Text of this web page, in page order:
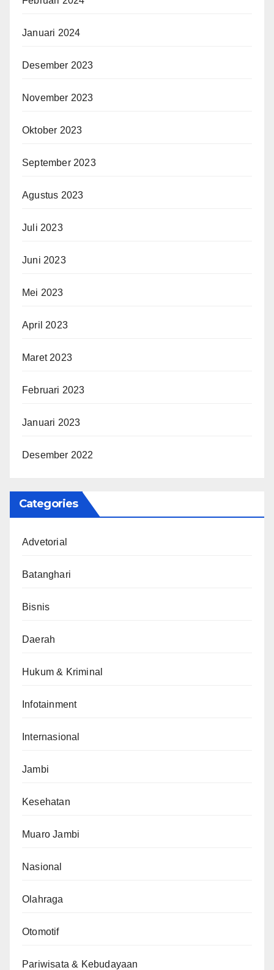
Januari 2024
Desember 2023
November 2023
Oktober 2023
September 2023
Agustus 2023
Juli 2023
Juni 2023
Mei 2023
April 2023
Maret 2023
Februari 2023
Januari 2023
Desember 2022
Categories
Advetorial
Batanghari
Bisnis
Daerah
Hukum & Kriminal
Infotainment
Internasional
Jambi
Kesehatan
Muaro Jambi
Nasional
Olahraga
Otomotif
Pariwisata & Kebudayaan